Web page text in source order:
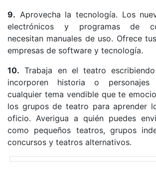
9. Aprovecha la tecnología. Los
electrónicos y programas de
necesitan manuales de uso. Ofrece
empresas de software y tecnología.
10. Trabaja en el teatro
incorporen historia o
cualquier tema vendible que te
los grupos de teatro para aprender
oficio. Averigua a quién puedes
como pequeños teatros, grupos
concursos y teatros alternativos.